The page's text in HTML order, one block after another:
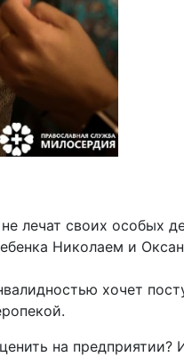
лечат своих особых
Николаем и
хочет
на предприятии?